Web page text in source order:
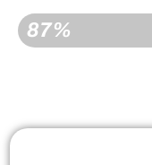
PRENOTATO
87%